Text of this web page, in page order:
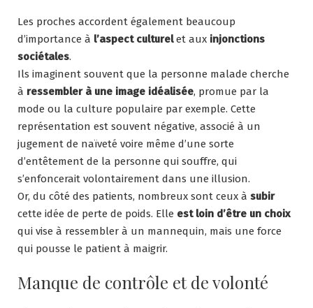
Les proches accordent également beaucoup
d’importance à l’aspect culturelet aux injonctions
sociétales.
Ils imaginent souvent que la personne malade cherche
à ressembler à une image idéalisée, promue par la
mode ou la culture populaire par exemple. Cette
représentation est souvent négative, associé à un
jugement de naïveté voire même d’une sorte
d’entêtement de la personne qui souffre, qui
s’enfoncerait volontairement dans une illusion.
Or, du côté des patients, nombreux sont ceux à subir
cette idée de perte de poids. Elle est loin d’être un choix
qui vise à ressembler à un mannequin, mais une force
qui pousse le patient à maigrir.
Manque de contrôle et de volonté